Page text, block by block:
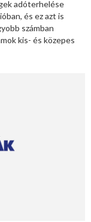
adóterhelése
és ez azt is
számban
kis- és közepes